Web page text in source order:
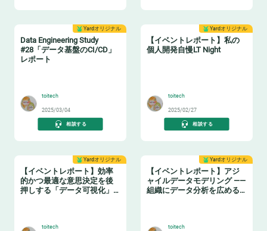
Yardオリジナル
Data Engineering Study
#28「データ基盤のCI/CD」
レポート
toitech
2025/03/04
相談する
Yardオリジナル
【イベントレポート】私の
個人開発自慢LT Night
toitech
2025/02/27
相談する
Yardオリジナル
【イベントレポート】効率
的かつ最適な意思決定を後
押しする「データ可視化」
toitech
Yardオリジナル
【イベントレポート】アジ
ャイルデータモデリング ——
組織にデータ分析を広める
toitech